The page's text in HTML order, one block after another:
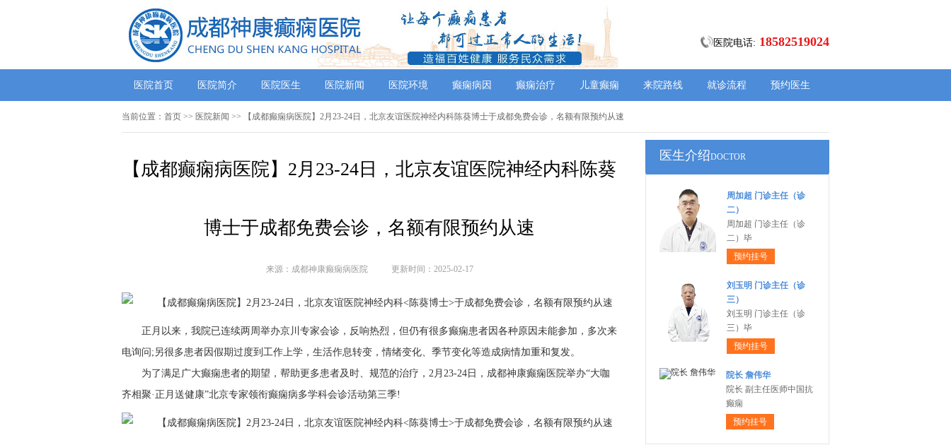
医院电话: 18582519024
医院首页 医院简介 医院医生 医院新闻 医院环境 癫痫病因 癫痫治疗 儿童癫痫 来院路线 就诊流程 预约医生
当前位置： 首页 >> 医院新闻 >> 【成都癫痫病医院】2月23-24日，北京友谊医院神经内科陈葵博士于成都免费会诊，名额有限预约从速
【成都癫痫病医院】2月23-24日，北京友谊医院神经内科陈葵
博士于成都免费会诊，名额有限预约从速
来源：成都神康癫痫病医院 更新时间：2025-02-17
正月以来，我院已连续两周举办京川专家会诊，反响热烈，但仍有很多癫痫患者因各种原因未能参加，多次来
电询问;另很多患者因假期过度到工作上学，生活作息转变，情绪变化、季节变化等造成病情加重和复发。
为了满足广大癫痫患者的期望，帮助更多患者及时、规范的治疗，2月23-24日，成都神康癫痫医院举办“大咖
齐相聚·正月送健康”北京专家领衔癫痫病多学科会诊活动第三季!
医生介绍DOCTOR
周加超 门诊主任（诊
二）
周加超 门诊主任（诊
二）毕
预约挂号
刘玉明 门诊主任（诊
三）
刘玉明 门诊主任（诊
三）毕
预约挂号
院长 詹伟华
院长 副主任医师中国抗
癫痫
预约挂号